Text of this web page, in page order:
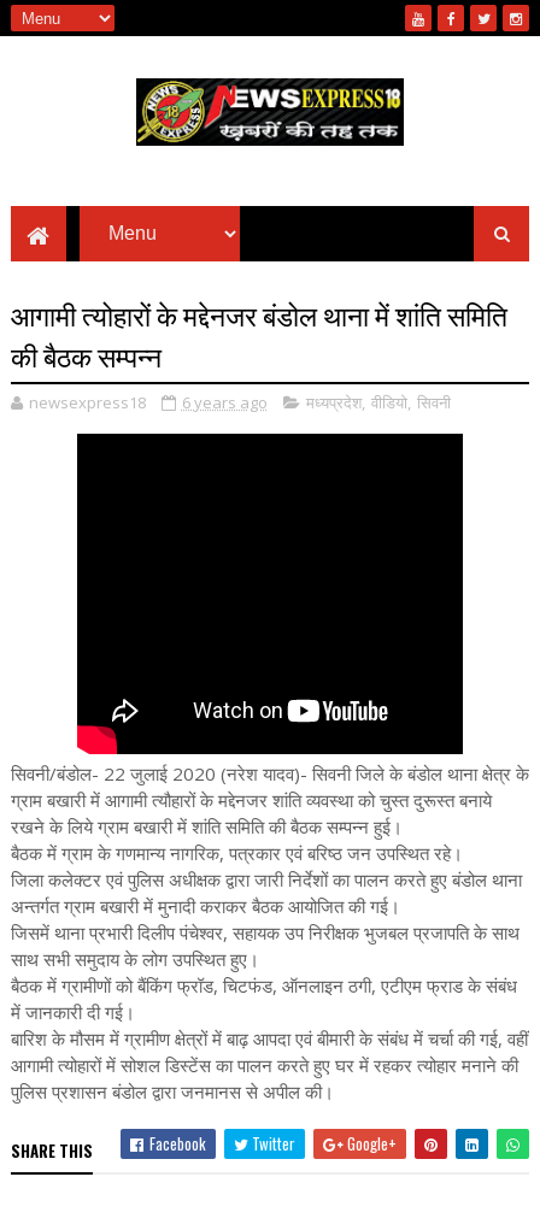
आगामी त्योहारों के मद्देनजर बंडोल थाना में शांति समिति
की बैठक सम्पन्न
newsexpress18 6 years ago मध्यप्रदेश, वीडियो, सिवनी
सिवनी/बंडोल- 22 जुलाई 2020 (नरेश यादव)- सिवनी जिले के बंडोल थाना क्षेत्र के
ग्राम बखारी में आगामी त्यौहारों के मद्देनजर शांति व्यवस्था को चुस्त दुरूस्त बनाये
रखने के लिये ग्राम बखारी में शांति समिति की बैठक सम्पन्न हुई।
बैठक में ग्राम के गणमान्य नागरिक, पत्रकार एवं बरिष्ठ जन उपस्थित रहे।
जिला कलेक्टर एवं पुलिस अधीक्षक द्वारा जारी निर्देशों का पालन करते हुए बंडोल थाना
अन्तर्गत ग्राम बखारी में मुनादी कराकर बैठक आयोजित की गई।
जिसमें थाना प्रभारी दिलीप पंचेश्वर, सहायक उप निरीक्षक भुजबल प्रजापति के साथ
साथ सभी समुदाय के लोग उपस्थित हुए।
बैठक में ग्रामीणों को बैंकिंग फ्रॉड, चिटफंड, ऑनलाइन ठगी, एटीएम फ्राड के संबंध
में जानकारी दी गई।
बारिश के मौसम में ग्रामीण क्षेत्रों में बाढ़ आपदा एवं बीमारी के संबंध में चर्चा की गई, वहीं
आगामी त्योहारों में सोशल डिस्टेंस का पालन करते हुए घर में रहकर त्योहार मनाने की
पुलिस प्रशासन बंडोल द्वारा जनमानस से अपील की।
SHARE THIS Facebook Twitter Google+